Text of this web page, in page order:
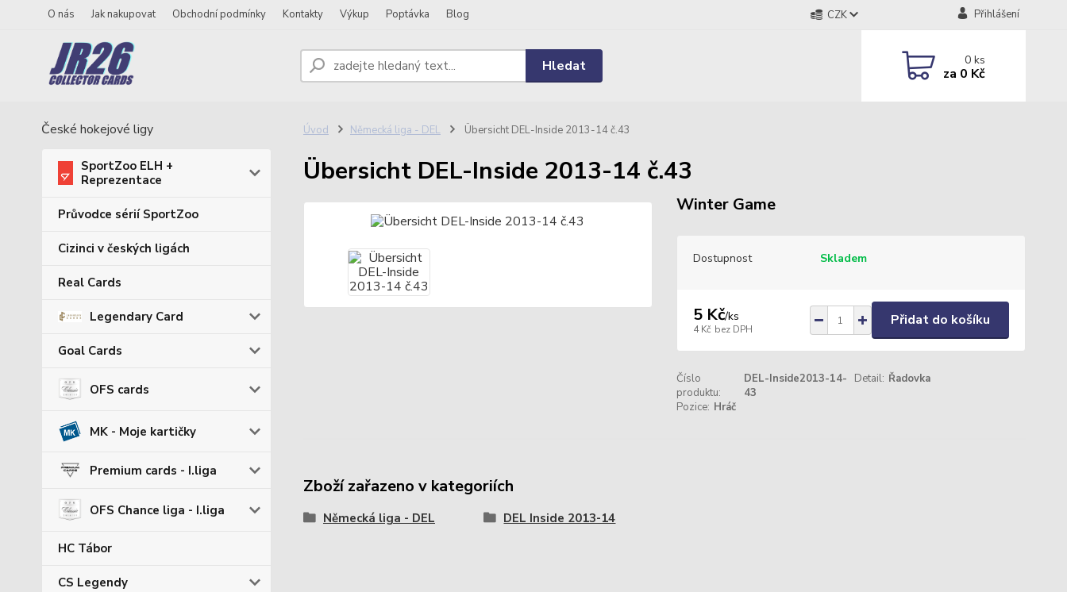
O nás Jak nakupovat Obchodní podmínky Kontakty Výkup Poptávka Blog CZK Přihlášení
Hledat 0ks
za 0 Kč
České hokejové ligy
SportZoo ELH +
Reprezentace
Průvodce sérií SportZoo
Cizinci v českých ligách
Real Cards
Legendary Card
Goal Cards
OFS cards
MK - Moje kartičky
Premium cards - I.liga
OFS Chance liga - I.liga
HC Tábor
CS Legendy
Úvod Německá liga - DEL Übersicht DEL-Inside 2013-14 č.43
Übersicht DEL-Inside 2013-14 č.43
Winter Game
Dostupnost Skladem
5 Kč/ks
4 Kč bez DPH
Přidat do košíku
Číslo
produktu:
DEL-Inside2013-14-
43
Detail: Řadovka
Pozice: Hráč
Zboží zařazeno v kategoriích
Německá liga - DEL DEL Inside 2013-14